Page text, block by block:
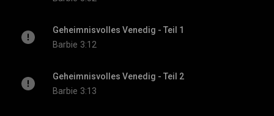
Geheimnisvolles Venedig - Teil 1
Barbie 3:12
Geheimnisvolles Venedig - Teil 2
Barbie 3:13